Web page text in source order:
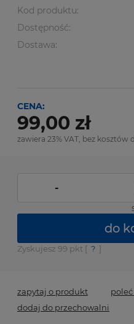
Kod produktu:
Dostępność:
Dostawa:
Cena nie zawiera
CENA:
99,00 zł
zawiera 23% VAT, bez kosztów
-
do
Zyskujesz 99 pkt [ ? ]
zapytaj o produkt
dodaj do przechowalni